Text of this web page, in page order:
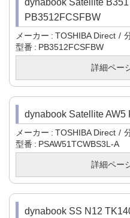
dynabook Satellite
PB3512FCSFBW
メーカー TOSHIBA Direct
型番
PB3512FCSFBW
詳細ペー
dynabook Satellite AW5
メーカー TOSHIBA Direct
型番
PSAW51TCWBS3L-A
詳細ペー
dynabook SS N12